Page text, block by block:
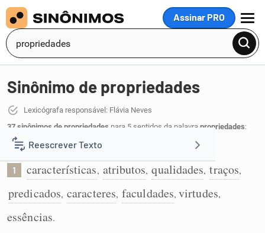
Assinar PRO
MENU
Reescrever Texto
Resumir Texto
Corrigir Texto
Sinônimo de propriedades
Lexicógrafa responsável: Flávia Neves
37 sinônimos de propriedades para 5 sentidos da palavra propriedades:
Características:
1 características, atributos, qualidades, traços,
predicados, caracteres, faculdades, virtudes,
essências.